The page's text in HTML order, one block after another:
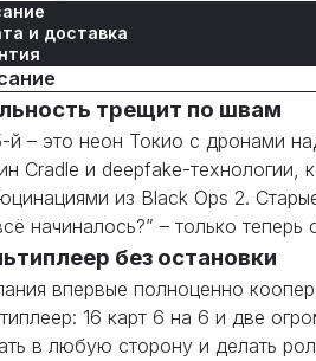
и доставка
трещит по швам
й – это неон Токио с дронами
Cradle и deepfake-
из Black Ops 2.
начиналось?” – только
без остановки
впервые полноценно
16 карт 6 на 6 и две
в любую сторону и делать